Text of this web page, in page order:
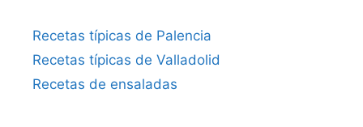
Recetas típicas de Palencia
Recetas típicas de Valladolid
Recetas de ensaladas